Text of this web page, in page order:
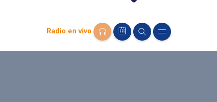
Radio en vivo